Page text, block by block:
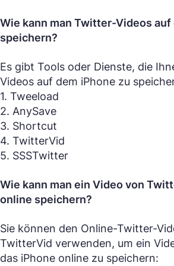
Wie kann man Twitter-Videos auf
speichern?
Es gibt Tools oder Dienste, die
Videos auf dem iPhone zu
1. Tweeload
2. AnySave
3. Shortcut
4. TwitterVid
5. SSSTwitter
Wie kann man ein Video von
online speichern?
Sie können den Online-Twitter-
TwitterVid verwenden, um ein
das iPhone online zu speichern: